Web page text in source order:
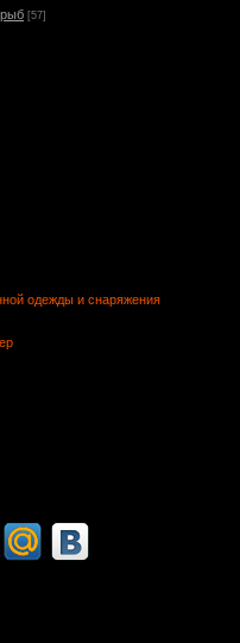
[57]
одежды и снаряжения